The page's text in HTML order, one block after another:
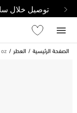
توصيل خلال
الصفحة الرئيسية العطر